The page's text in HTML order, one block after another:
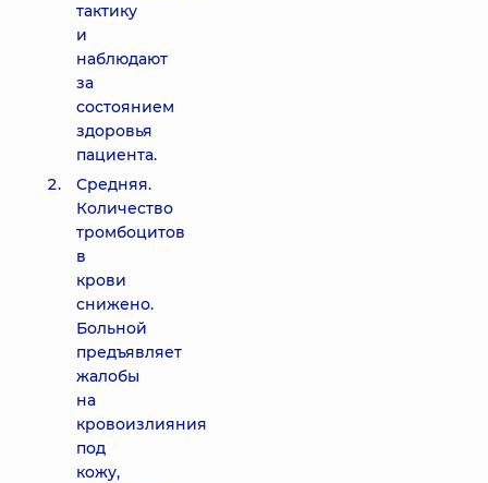
тактику
и
наблюдают
за
состоянием
здоровья
пациента.
Средняя.
Количество
тромбоцитов
в
крови
снижено.
Больной
предъявляет
жалобы
на
кровоизлияния
под
кожу,